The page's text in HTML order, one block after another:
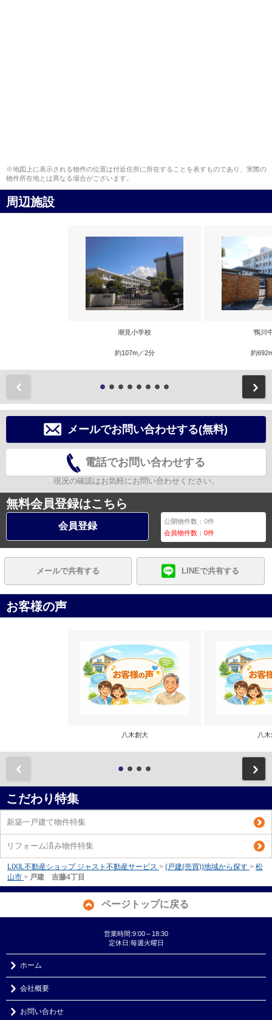
※地図上に表示される物件の位置は付近住所に所在することを表すものであり、実際の
物件所在地とは異なる場合がございます。
周辺施設
潮見小学校
約107m／2分
鴨川
約
メールでお問い合わせする(無料)
電話でお問い合わせする
現況の確認はお気軽にお問い合わせください。
無料会員登録はこちら
会員登録 公開物件数：0件
会員物件数：0件
メールで共有する LINEで共有する
お客様の声
八木創大 八
こだわり特集
新築一戸建て物件特集
リフォーム済み物件特集
LIXIL不動産ショップ ジャスト不動産サービス > (戸建(売買))地域から探す > 松
山市 > 戸建 吉藤4丁目
ページトップに戻る
営業時間:9:00～18:30
定休日:毎週火曜日
ホーム
会社概要
お問い合わせ